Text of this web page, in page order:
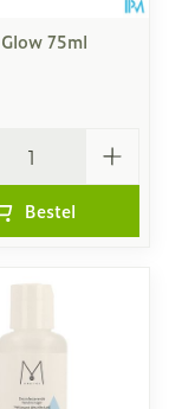
75ml
Bestel